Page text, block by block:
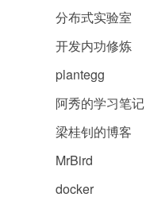
分布式实验室
开发内功修炼
plantegg
阿秀的学习笔记
梁桂钊的博客
MrBird
docker